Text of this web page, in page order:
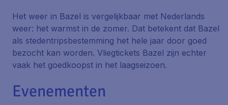
Het weer in Bazel is vergelijkbaar met Nederlands
weer: het warmst in de zomer. Dat betekent dat Bazel
als stedentripsbestemming het hele jaar door goed
bezocht kan worden. Vliegtickets Bazel zijn echter
vaak het goedkoopst in het laagseizoen.
Evenementen